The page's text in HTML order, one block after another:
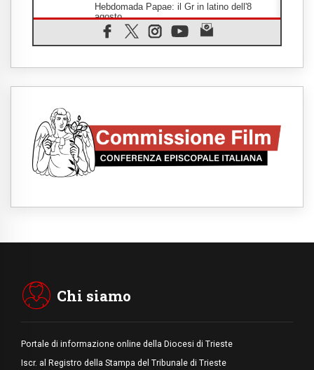
Hebdomada Papae: il Gr in latino dell'8
agosto
08.08.2026
Spin Time, Reina: Cristo non abita nei
senzatetto
08.08.2026
08.08.2026
Argentina, l'arcivescovo Colombo: "La
visita del Papa messaggio di pace e
dignità"
Medio Oriente
Chi siamo
Portale di informazione online della Diocesi di Trieste
Iscr. al Registro della Stampa del Tribunale di Trieste